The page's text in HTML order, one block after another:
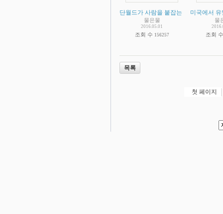
단월드가 사람을 붙잡는 방식
물은물
2016.05.01
조회 수 156257
미국에서
물
조회
목록
첫 페이지